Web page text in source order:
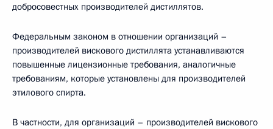
добросовестных производителей дистиллятов.
Федеральным законом в отношении организаций –
производителей вискового дистиллята устанавливаются
повышенные лицензионные требования, аналогичные
требованиям, которые установлены для производителей
этилового спирта.
В частности, для организаций – производителей вискового